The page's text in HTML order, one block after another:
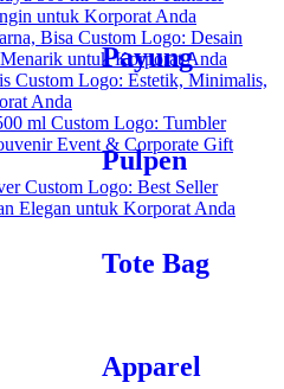
Payung
Pulpen
Tote Bag
Apparel
untuk Korporat Anda
Bisa Custom Logo: Desain
untuk Korporat Anda
Custom Logo: Estetik, Minimalis,
Anda
ml Custom Logo: Tumbler
Event & Corporate Gift
Custom Logo: Best Seller
Elegan untuk Korporat Anda